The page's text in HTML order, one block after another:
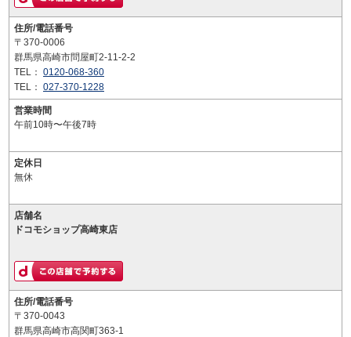
住所/電話番号
〒370-0006
群馬県高崎市問屋町2-11-2-2
TEL： 0120-068-360
TEL： 027-370-1228
営業時間
午前10時〜午後7時
定休日
無休
店舗名
ドコモショップ高崎東店
住所/電話番号
〒370-0043
群馬県高崎市高関町363-1